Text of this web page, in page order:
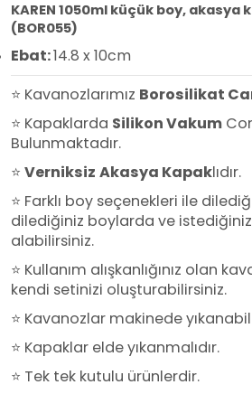
KAREN 1050ml küçük boy, akasya
(BOR055)
Ebat:14.8 x 10cm
⭐ Kavanozlarımız Borosilikat
⭐ Kapaklarda Silikon Vakum
Bulunmaktadır.
⭐ Verniksiz Akasya Kapaklıdır.
⭐ Farklı boy seçenekleri ile
dilediğiniz boylarda ve
alabilirsiniz.
⭐ Kullanım alışkanlığınız olan
kendi setinizi oluşturabilirsiniz.
⭐ Kavanozlar makinede
⭐ Kapaklar elde yıkanmalıdır.
⭐ Tek tek kutulu ürünlerdir.